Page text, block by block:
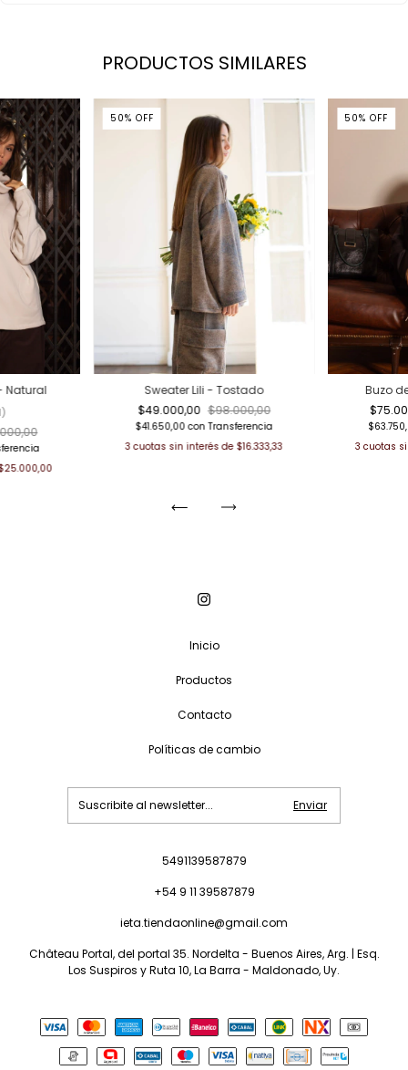
PRODUCTOS SIMILARES
Natural
)
50% OFF
Sweater Lili - Tostado
$49.000,00 $98.000,00
$41.650,00con Transferencia
3 cuotas sin interés de $16.333,33
50%OFF
Buzo
3 cuotas
Inicio
Productos
Contacto
Políticas de cambio
5491139587879
+54 9 11 39587879
ieta.tiendaonline@gmail.com
Château Portal, del portal 35. Nordelta - Buenos Aires, Arg. | Esq.
Los Suspiros y Ruta 10, La Barra - Maldonado, Uy.